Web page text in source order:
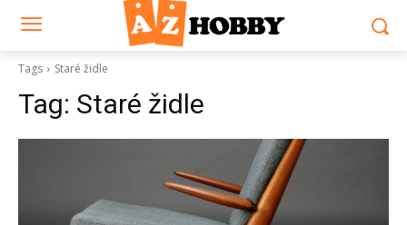
Tags Staré židle
Tag: Staré židle